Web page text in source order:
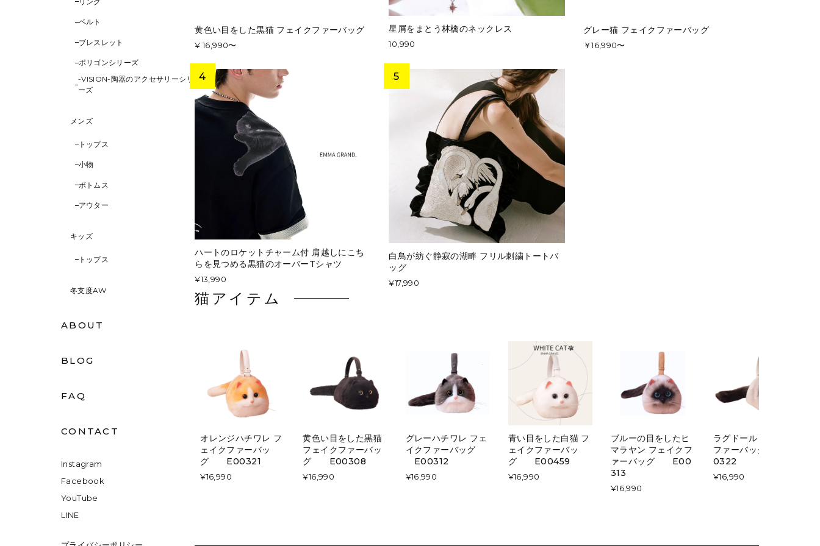
ベルト
ブレスレット
ポリゴンシリーズ
-VISION-陶器のアクセサリーシリ
ーズ
メンズ
トップス
小物
ボトムス
アウター
キッズ
トップス
冬支度AW
ABOUT
BLOG
FAQ
CONTACT
Instagram
Facebook
YouTube
LINE
黄色い目をした黒猫 フェイクファーバッグ
¥ 16,990〜
星屑をまとう林檎のネックレス
10,990
グレー猫 フェイクファーバッグ
￥16,990〜
ハートのロケットチャーム付 肩越しにこち
らを見つめる黒猫のオーバーTシャツ
¥13,990
白鳥が紡ぐ静寂の湖畔 フリル刺繍トートバ
ッグ
¥17,990
猫アイテム
オレンジハチワレ フ
ェイクファーバッ
グ E00321
¥16,990
黄色い目をした黒猫
フェイクファーバッ
グ E00308
¥16,990
グレーハチワレ フェ
イクファーバッグ
E00312
¥16,990
青い目をした白猫 フ
ェイクファーバッ
グ E00459
¥16,990
ブルーの目をしたヒ
マラヤン フェイクフ
ァーバッグ E00
313
¥16,990
ラグドール フェイク
ファーバッグ E0
0322
¥16,990